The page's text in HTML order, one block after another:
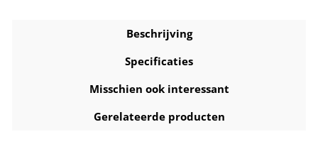
Beschrijving
Specificaties
Misschien ook interessant
Gerelateerde producten